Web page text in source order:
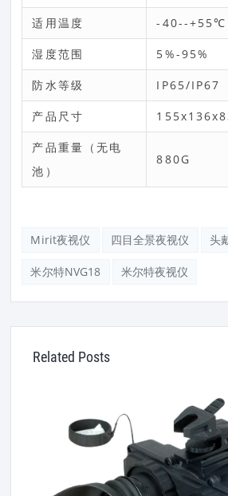
适用温度 -40--+55℃
湿度范围 5%-95%
防水等级 IP65/IP67
产品尺寸
产品重量（无电
池）
880G
Mirit夜视仪 四目全景夜视仪 头
米尔特NVG18 米尔特夜视仪
Related Posts